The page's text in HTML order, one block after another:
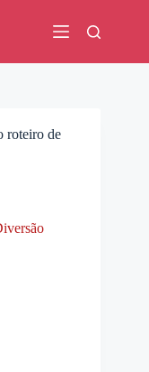
roteiro de